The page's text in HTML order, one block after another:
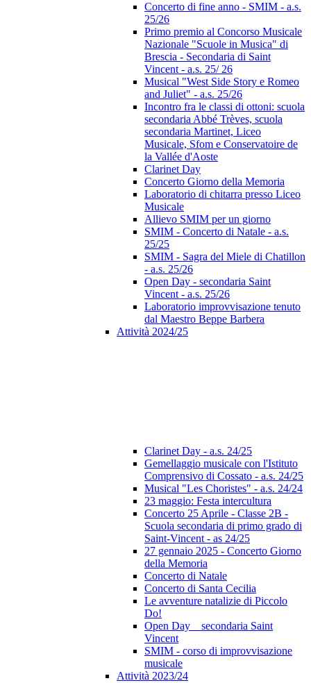
Concerto di fine anno - SMIM - a.s.
25/26
Primo premio al Concorso Musicale
Nazionale "Scuole in Musica" di
Brescia - Secondaria di Saint
Vincent - a.s. 25/ 26
Musical "West Side Story e Romeo
and Juliet" - a.s. 25/26
Incontro fra le classi di ottoni: scuola
secondaria Abbé Trèves, scuola
secondaria Martinet, Liceo
Musicale, Sfom e Conservatoire de
la Vallée d'Aoste
Clarinet Day
Concerto Giorno della Memoria
Laboratorio di chitarra presso Liceo
Musicale
Allievo SMIM per un giorno
SMIM - Concerto di Natale - a.s.
25/25
SMIM - Sagra del Miele di Chatillon
- a.s. 25/26
Open Day - secondaria Saint
Vincent - a.s. 25/26
Laboratorio improvvisazione tenuto
dal Maestro Beppe Barbera
Attività 2024/25
Clarinet Day - a.s. 24/25
Gemellaggio musicale con l'Istituto
Comprensivo di Cossato - a.s. 24/25
Musical "Les Choristes" - a.s. 24/24
23 maggio: Festa intercultura
Concerto 25 Aprile - Classe 2B -
Scuola secondaria di primo grado di
Saint-Vincent - as 24/25
27 gennaio 2025 - Concerto Giorno
della Memoria
Concerto di Natale
Concerto di Santa Cecilia
Le avventure natalizie di Piccolo
Do!
Open Day _ secondaria Saint
Vincent
SMIM - corso di improvvisazione
musicale
Attività 2023/24